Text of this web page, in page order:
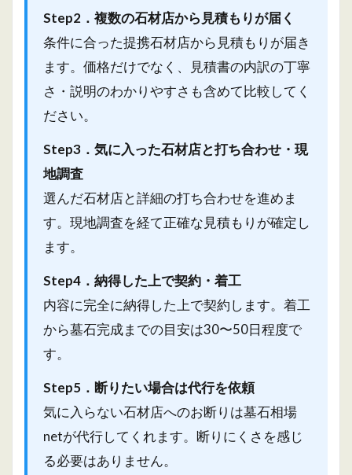
Step2．複数の石材店から見積もりが届く
条件に合った提携石材店から見積もりが届き
ます。価格だけでなく、見積書の内訳の丁寧
さ・説明のわかりやすさも含めて比較してく
ださい。
Step3．気に入った石材店と打ち合わせ・現
地調査
選んだ石材店と詳細の打ち合わせを進めま
す。現地調査を経て正確な見積もりが確定し
ます。
Step4．納得した上で契約・着工
内容に完全に納得した上で契約します。着工
から墓石完成までの目安は30〜50日程度で
す。
Step5．断りたい場合は代行を依頼
気に入らない石材店へのお断りは墓石相場
netが代行してくれます。断りにくさを感じ
る必要はありません。